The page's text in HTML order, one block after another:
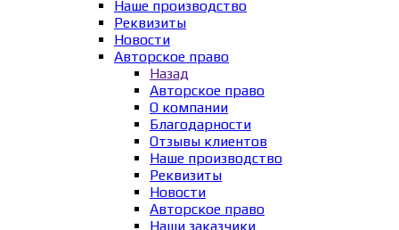
Наше производство
Реквизиты
Новости
Авторское право
Назад
Авторское право
О компании
Благодарности
Отзывы клиентов
Наше производство
Реквизиты
Новости
Авторское право
Наши заказчики